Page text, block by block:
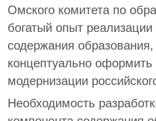
Омского комитета по
богатый опыт
содержания
концептуально оформить
модернизации
Необходимость